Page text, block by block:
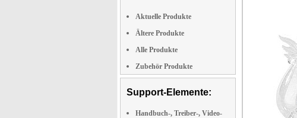
Aktuelle Produkte
Ältere Produkte
Alle Produkte
Zubehör Produkte
Support-Elemente:
Handbuch-, Treiber-, Video-